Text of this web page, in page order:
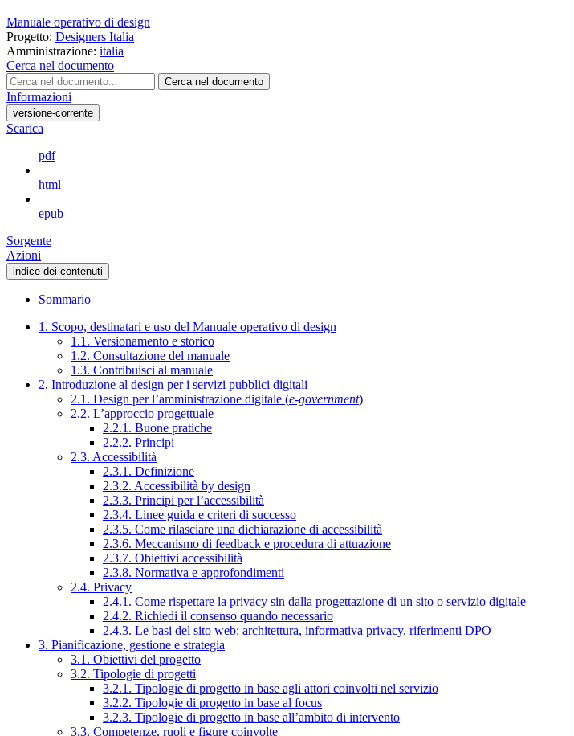
Manuale operativo di design
Progetto: Designers Italia
Amministrazione: italia
Cerca nel documento
Cerca nel documento
Informazioni
versione-corrente
Scarica
pdf
html
epub
Sorgente
Azioni
indice dei contenuti
Sommario
1. Scopo, destinatari e uso del Manuale operativo di design
1.1. Versionamento e storico
1.2. Consultazione del manuale
1.3. Contribuisci al manuale
2. Introduzione al design per i servizi pubblici digitali
2.1. Design per l’amministrazione digitale (e-government)
2.2. L’approccio progettuale
2.2.1. Buone pratiche
2.2.2. Principi
2.3. Accessibilità
2.3.1. Definizione
2.3.2. Accessibilità by design
2.3.3. Principi per l’accessibilità
2.3.4. Linee guida e criteri di successo
2.3.5. Come rilasciare una dichiarazione di accessibilità
2.3.6. Meccanismo di feedback e procedura di attuazione
2.3.7. Obiettivi accessibilità
2.3.8. Normativa e approfondimenti
2.4. Privacy
2.4.1. Come rispettare la privacy sin dalla progettazione di un sito o servizio digitale
2.4.2. Richiedi il consenso quando necessario
2.4.3. Le basi del sito web: architettura, informativa privacy, riferimenti DPO
3. Pianificazione, gestione e strategia
3.1. Obiettivi del progetto
3.2. Tipologie di progetti
3.2.1. Tipologie di progetto in base agli attori coinvolti nel servizio
3.2.2. Tipologie di progetto in base al focus
3.2.3. Tipologie di progetto in base all’ambito di intervento
3.3. Competenze, ruoli e figure coinvolte